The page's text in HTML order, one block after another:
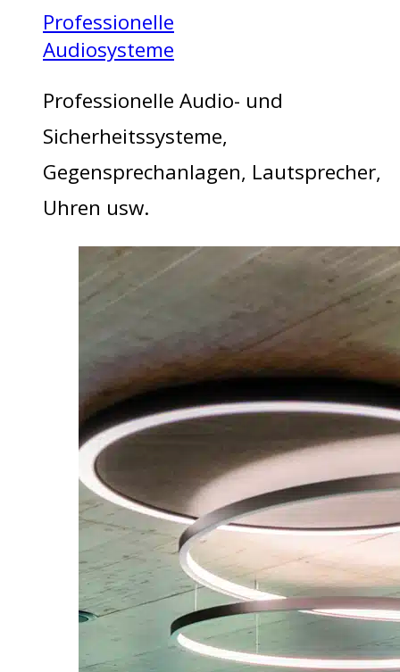
Professionelle
Audiosysteme
Professionelle Audio- und
Sicherheitssysteme,
Gegensprechanlagen, Lautsprecher,
Uhren usw.